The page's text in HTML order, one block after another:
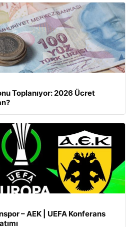
Toplanıyor: 2026 Ücret
– AEK | UEFA Konferans